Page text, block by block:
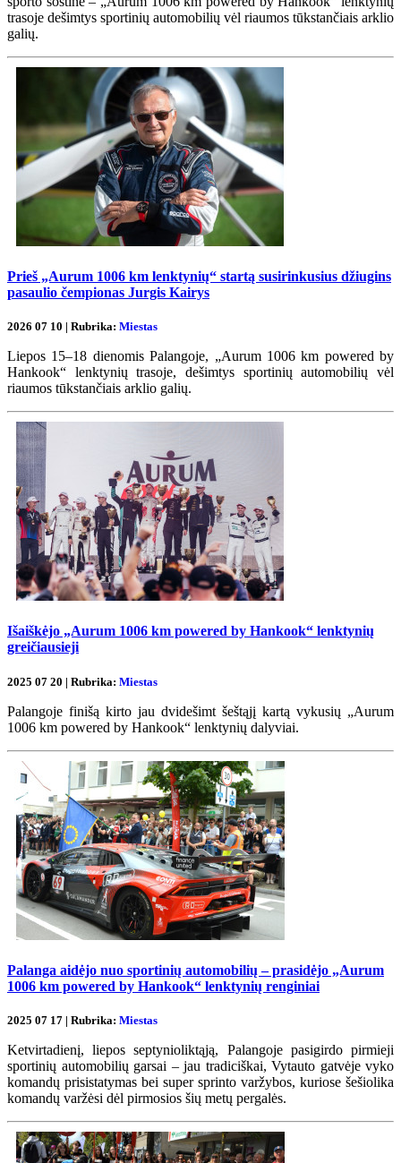
trasoje dešimtys sportinių automobilių vėl riaumos tūkstančiais arklio
galių.
Prieš „Aurum 1006 km lenktynių“ startą susirinkusius džiugins
pasaulio čempionas Jurgis Kairys
2026 07 10 | Rubrika: Miestas
Liepos 15–18 dienomis Palangoje, „Aurum 1006 km powered by
Hankook“ lenktynių trasoje, dešimtys sportinių automobilių vėl
riaumos tūkstančiais arklio galių.
Išaiškėjo „Aurum 1006 km powered by Hankook“ lenktynių
greičiausieji
2025 07 20 | Rubrika: Miestas
Palangoje finišą kirto jau dvidešimt šeštąjį kartą vykusių „Aurum
1006 km powered by Hankook“ lenktynių dalyviai.
Palanga aidėjo nuo sportinių automobilių – prasidėjo „Aurum
1006 km powered by Hankook“ lenktynių renginiai
2025 07 17 | Rubrika: Miestas
Ketvirtadienį, liepos septynioliktąją, Palangoje pasigirdo pirmieji
sportinių automobilių garsai – jau tradiciškai, Vytauto gatvėje vyko
komandų prisistatymas bei super sprinto varžybos, kuriose šešiolika
komandų varžėsi dėl pirmosios šių metų pergalės.